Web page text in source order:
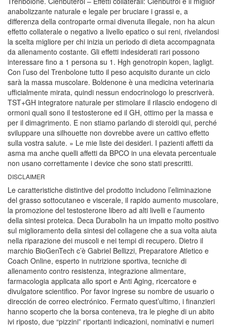
anabolizzante naturale e legale per bruciare i grassi e, a
differenza della controparte ormai divenuta illegale, non ha alcun
effetto collaterale o negativo a livello epatico o sui reni, rivelandosi
la scelta migliore per chi inizia un periodo di dieta accompagnata
da allenamento costante. Gli effetti indesiderati rari possono
interessare fino a 1 persona su 1. Hgh genotropin kopen, lagligt.
Con l’uso del Trenbolone tutto il peso acquisito durante un ciclo
sarà la massa muscolare. Boldenone è una medicina veterinaria
ufficialmente mirata, quindi nessun endocrinologo lo prescriverà.
TST+GH integratore naturale per stimolare il rilascio endogeno di
ormoni quali sono il testosterone ed il GH, ottimo per la massa e
per il dimagrimento. E non stiamo parlando di steroidi qui, perché
sviluppare una silhouette non dovrebbe avere un cattivo effetto
sulla vostra salute. » Le mie liste dei desideri. I pazienti affetti da
asma ma anche quelli affetti da BPCO in una elevata percentuale
non usano correttamente i device che sono stati prescritti.
DISCLAIMER
Le caratteristiche distintive del prodotto includono l’eliminazione
del grasso sottocutaneo e viscerale, il rapido aumento muscolare,
la promozione del testosterone libero ad alti livelli e l’aumento
della sintesi proteica. Deca Durabolin ha un impatto molto positivo
sul miglioramento della sintesi del collagene che a sua volta aiuta
nella riparazione dei muscoli e nei tempi di recupero. Dietro il
marchio BioGenTech c’è Gabriel Bellizzi, Preparatore Atletico e
Coach Online, esperto in nutrizione sportiva, tecniche di
allenamento contro resistenza, integrazione alimentare,
farmacologia applicata allo sport e Anti Aging, ricercatore e
divulgatore scientifico. Por favor ingrese su nombre de usuario o
dirección de correo electrónico. Fermato quest’ultimo, i finanzieri
hanno scoperto che la borsa conteneva, tra le pieghe di un abito
ivi riposto, due “pizzini” riportanti indicazioni, nominativi e numeri